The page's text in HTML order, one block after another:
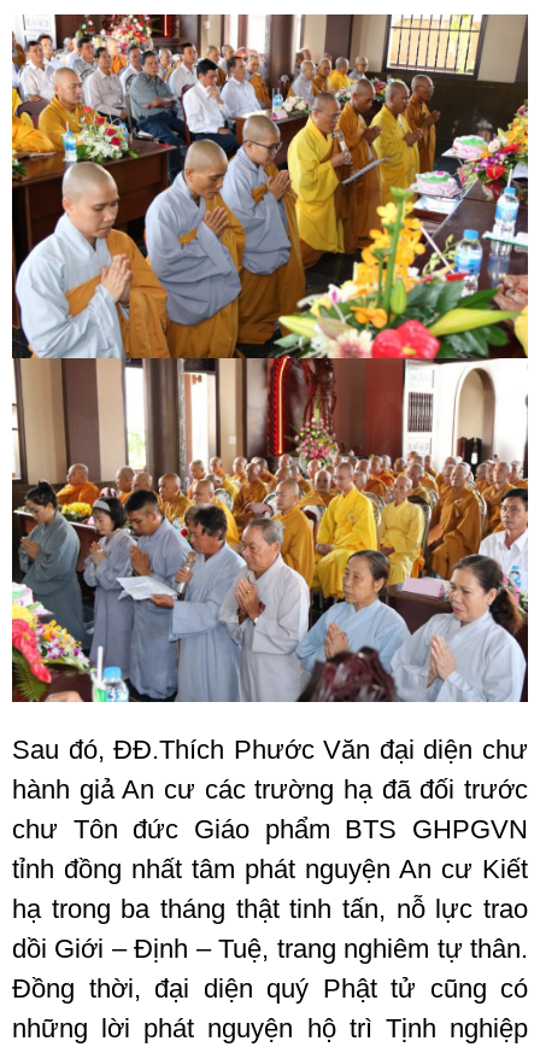
Sau đó, ĐĐ.Thích Phước Văn đại diện chư
hành giả An cư các trường hạ đã đối trước
chư Tôn đức Giáo phẩm BTS GHPGVN
tỉnh đồng nhất tâm phát nguyện An cư Kiết
hạ trong ba tháng thật tinh tấn, nỗ lực trao
dồi Giới – Định – Tuệ, trang nghiêm tự thân.
Đồng thời, đại diện quý Phật tử cũng có
những lời phát nguyện hộ trì Tịnh nghiệp